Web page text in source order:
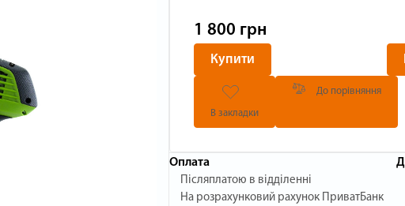
1 800 грн
Купити
В закладки
До порівняння
Оплата
Післяплатою в відділенні
На розрахунковий рахунок ПриватБанк